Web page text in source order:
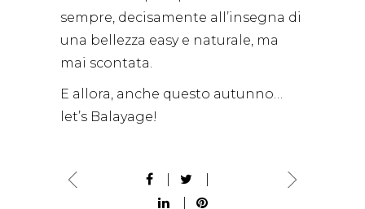
sempre, decisamente all’insegna di
una bellezza easy e naturale, ma
mai scontata.
E allora, anche questo autunno…
let’s Balayage!